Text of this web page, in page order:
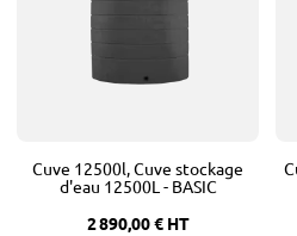
Cuve 12500l, Cuve stockage
d'eau 12500L - BASIC
2 890,00 € HT